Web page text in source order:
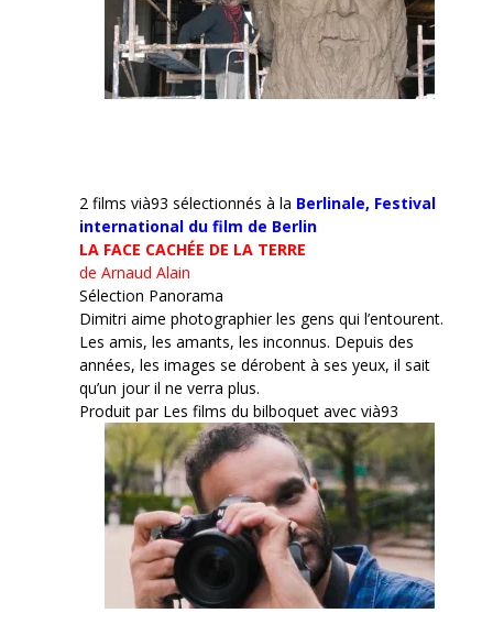
2 films vià93 sélectionnés à la Berlinale, Festival
international du film de Berlin
LA FACE CACHÉE DE LA TERRE
de Arnaud Alain
Sélection Panorama
Dimitri aime photographier les gens qui l’entourent.
Les amis, les amants, les inconnus. Depuis des
années, les images se dérobent à ses yeux, il sait
qu’un jour il ne verra plus.
Produit par Les films du bilboquet avec vià93